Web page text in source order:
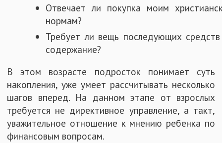
Отвечает ли покупка моим
нормам?
Требует ли вещь последующих
содержание?
В этом возрасте подросток понимает суть
накопления, уже умеет рассчитывать несколько
шагов вперед. На данном этапе от взрослых
требуется не директивное управление, а такт,
уважительное отношение к мнению ребенка по
финансовым вопросам.